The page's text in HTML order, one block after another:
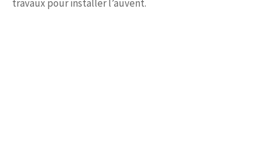
travaux pour installer l’auvent.